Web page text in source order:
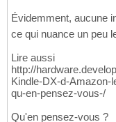
Évidemment, aucune
ce qui nuance un peu
Lire aussi
http://
Kindle-DX-d-Amazon-
qu-en-pensez-vous-/
Qu'en pensez-vous ?